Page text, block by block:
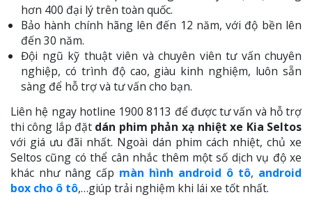
hơn 400 đại lý trên toàn quốc.
Bảo hành chính hãng lên đến 12 năm, với độ bền lên
đến 30 năm.
Đội ngũ kỹ thuật viên và chuyên viên tư vấn chuyên
nghiệp, có trình độ cao, giàu kinh nghiệm, luôn sẵn
sàng để hỗ trợ và tư vấn cho bạn.
Liên hệ ngay hotline 1900 8113 để được tư vấn và hỗ trợ
thi công lắp đặt dán phim phản xạ nhiệt xe Kia Seltos
với giá ưu đãi nhất. Ngoài dán phim cách nhiệt, chủ xe
Seltos cũng có thể cân nhắc thêm một số dịch vụ độ xe
khác như nâng cấp màn hình android ô tô, android
box cho ô tô,…giúp trải nghiệm khi lái xe tốt nhất.